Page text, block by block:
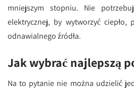
mniejszym stopniu. Nie
elektrycznej, by wytworzyć ciepło,
odnawialnego źródła.
Jak wybrać najlepszą
Na to pytanie nie można udzielić